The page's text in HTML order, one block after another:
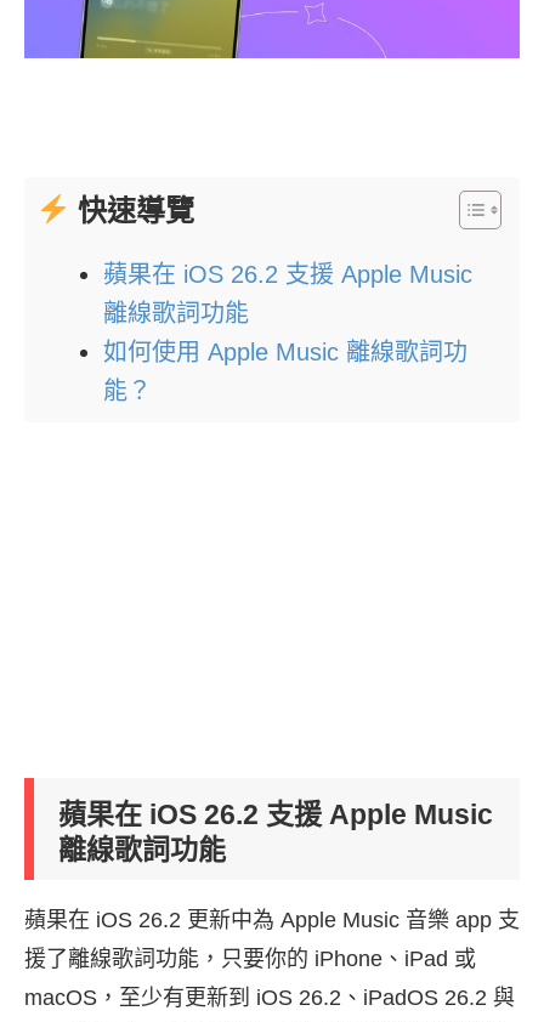
快速導覽
蘋果在 iOS 26.2 支援 Apple Music
離線歌詞功能
如何使用 Apple Music 離線歌詞功
能？
蘋果在 iOS 26.2 支援 Apple Music
離線歌詞功能
蘋果在 iOS 26.2 更新中為 Apple Music 音樂 app 支
援了離線歌詞功能，只要你的 iPhone、iPad 或
macOS，至少有更新到 iOS 26.2、iPadOS 26.2 與